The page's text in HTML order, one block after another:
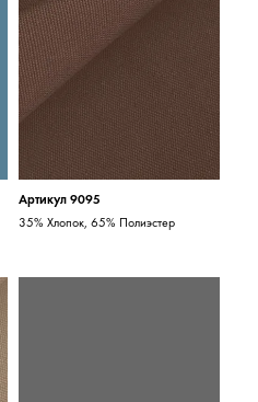
Артикул 9095
35% Хлопок, 65% Полиэстер